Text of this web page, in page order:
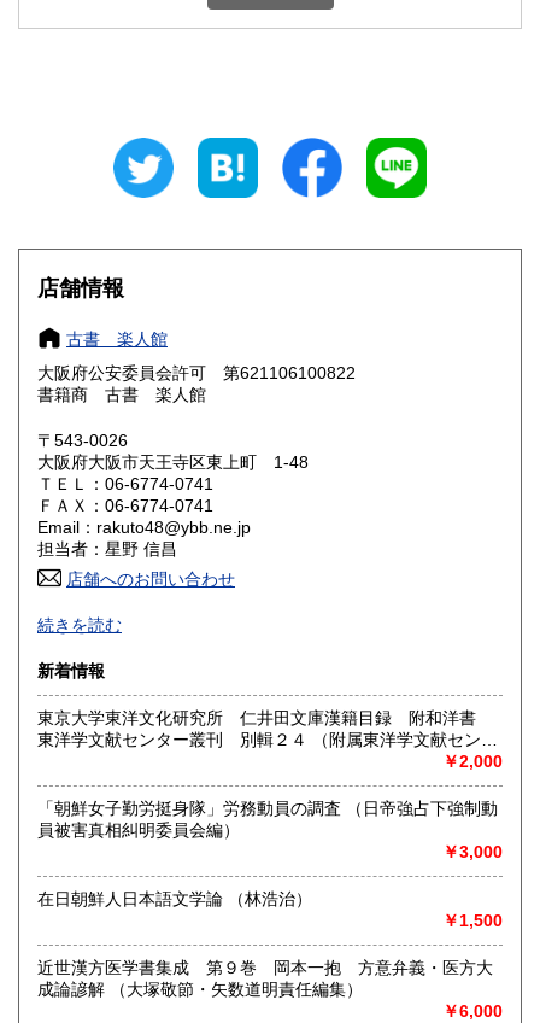
600円 三重県
大阪府
奈良県
鳥取県 600円 島根県
岡山県
山口県 600円
香川県 600円
高知県 600円
佐賀県
熊本県 600円 大分県 600円
宮崎県 600円 鹿児島県 600円
沖縄県 1,500円
店舗情報
古書 楽人館
大阪府公安委員会許可 第621106100822
書籍商 古書 楽人館
〒543-0026
大阪府大阪市天王寺区東上町 1-48
ＴＥＬ：06-6774-0741
ＦＡＸ：06-6774-0741
Email：rakuto48@ybb.ne.jp
担当者：星野 信昌
店舗へのお問い合わせ
朝鮮・中国の戦前資料を中心に学術書から一般書まで多数
漢方・鍼灸書,易学、囲碁・将棋本、美術書も多数陳列
沿線名：JR/近鉄/地下鉄
最寄駅：鶴橋駅(南へ3分) JRガード下
営業時間：PM1〜PM7 【年末年始休業期間】 2025年12
月30日(火)～ 2026年1月4日(日) 【営業再開日】 2026年1月5
日(月)より、通常営業いたします。 休業期間中も、「日本の
古本屋」他メールでのご注文は受け付けております。
定休日：定休日 毎週水曜日休みます。
買取大歓迎
取り扱い分野
哲学宗教、歴史、社会科学、美術工芸、古典籍、近代文献、
趣味、サブカルチャー、古書一般（その他）
続きを読む
新着情報
東京大学東洋文化研究所 仁井田文庫漢籍目録 附和洋書
東洋学文献センター叢刊 別輯２４ （附属東洋学文献センタ
￥2,000
「朝鮮女子勤労挺身隊」労務動員の調査 （日帝強占下強制動
員被害真相糾明委員会編）
￥3,000
在日朝鮮人日本語文学論 （林浩治）
￥1,500
近世漢方医学書集成 第９巻 岡本一抱 方意弁義・医方大
成論諺解 （大塚敬節・矢数道明責任編集）
￥6,000